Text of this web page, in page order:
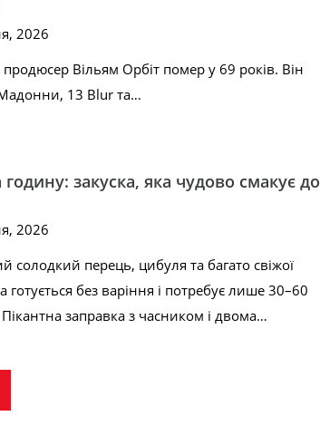
2026
Вільям Орбіт помер у 69 років. Він
13 Blur та…
закуска, яка чудово смакує до
2026
солодкий перець, цибуля та багато свіжої
готується без варіння і потребує лише 30–60
заправка з часником і двома…